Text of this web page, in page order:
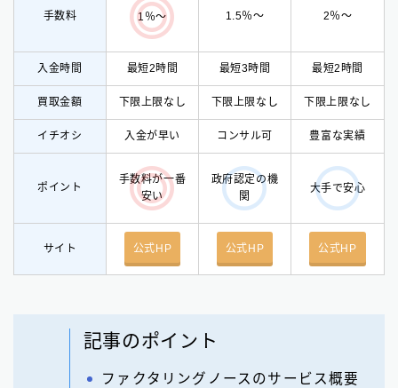
手数料 1％〜 1.5％〜 2％〜
入金時間 最短2時間 最短3時間 最短2時間
買取金額 下限上限なし 下限上限なし 下限上限なし
イチオシ 入金が早い コンサル可 豊富な実績
ポイント
手数料が一番
安い
政府認定の機
関
大手で安心
サイト 公式HP 公式HP 公式HP
記事のポイント
ファクタリングノースのサービス概要